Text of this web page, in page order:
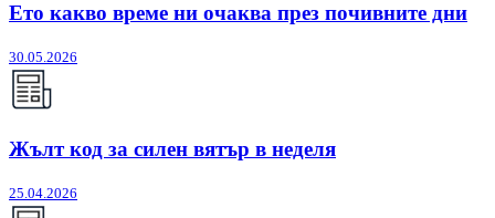
Ето какво време ни очаква през почивните дни
30.05.2026
Жълт код за силен вятър в неделя
25.04.2026